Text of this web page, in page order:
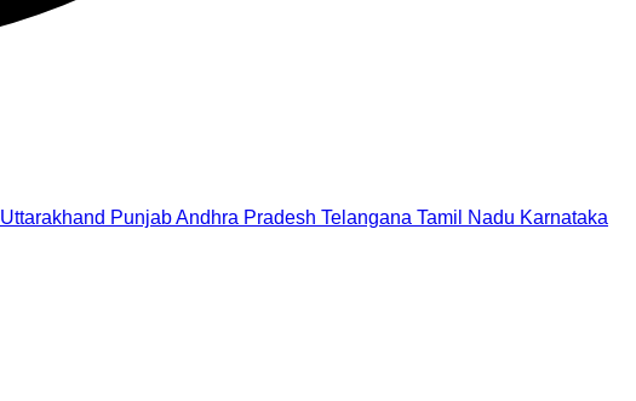
Uttarakhand PunjabAndhra Pradesh Telangana Tamil Nadu Karnataka